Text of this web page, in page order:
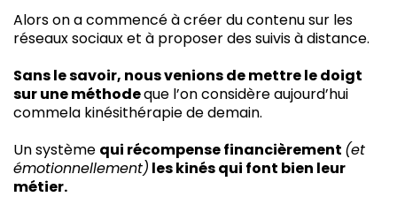
Alors on a commencé à créer du contenu sur les
réseaux sociaux et à proposer des suivis à distance.
Sans le savoir, nous venions de mettre le doigt
sur une méthodeque l’on considère aujourd’hui
commela kinésithérapie de demain.
Un système qui récompense financièrement (et
émotionnellement) les kinés qui font bien leur
métier.